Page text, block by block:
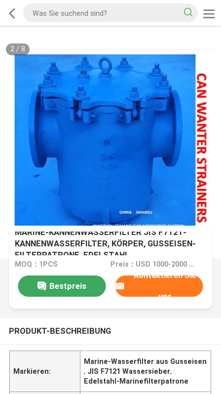
2/ 8
MARINE-KANNENWASSERFILTER JIS F7121-
KANNENWASSERFILTER, KÖRPER, GUSSEISEN-
FILTERPATRONE, EDELSTAHL
MOQ：1PCS Preis：USD 1000-2000 PCS
Bestpreis
Kontaktieren Sie
uns
PRODUKT-BESCHREIBUNG
Markieren:
Marine-Wasserfilter aus Gusseisen
, JIS F7121 Wassersieber,
Edelstahl-Marinefilterpatrone